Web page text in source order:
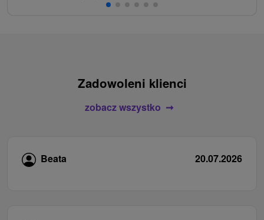
Zadowoleni klienci
zobacz wszystko
Beata 20.07.2026